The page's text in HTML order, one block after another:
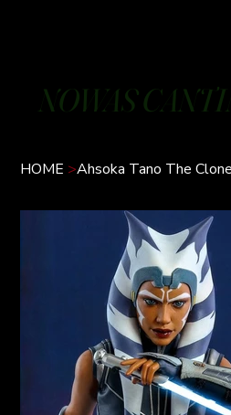
NOWAS
HOME >Ahsoka Tano The